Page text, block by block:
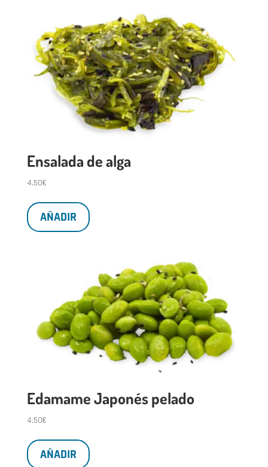
Ensalada de alga
4,50€
AÑADIR
Edamame Japonés pelado
4,50€
AÑADIR